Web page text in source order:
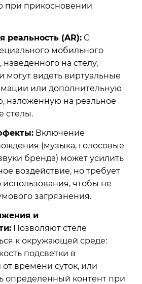
прикосновении
реальность (AR): С
мобильного
на стелу,
могут видеть виртуальные
или дополнительную
наложенную на реальное
стелы.
Включение
(музыка, голосовые
бренда) может усилить
воздействие, но требует
использования, чтобы не
загрязнения.
и
Позволяют стеле
к окружающей среде:
подсветки в
времени суток, или
определенный контент при